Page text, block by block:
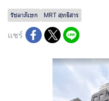
รัชดาภิเษก MRT สุทธิสาร
แชร์